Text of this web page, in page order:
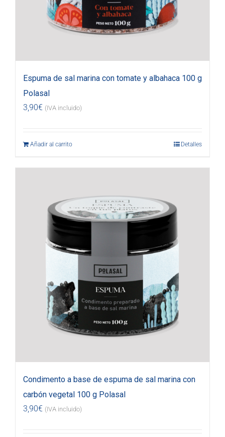
Espuma de sal marina con tomate y albahaca 100 g
Polasal
3,90€ (IVA incluido)
Añadir al carrito Detalles
Condimento a base de espuma de sal marina con
carbón vegetal 100 g Polasal
3,90€ (IVA incluido)